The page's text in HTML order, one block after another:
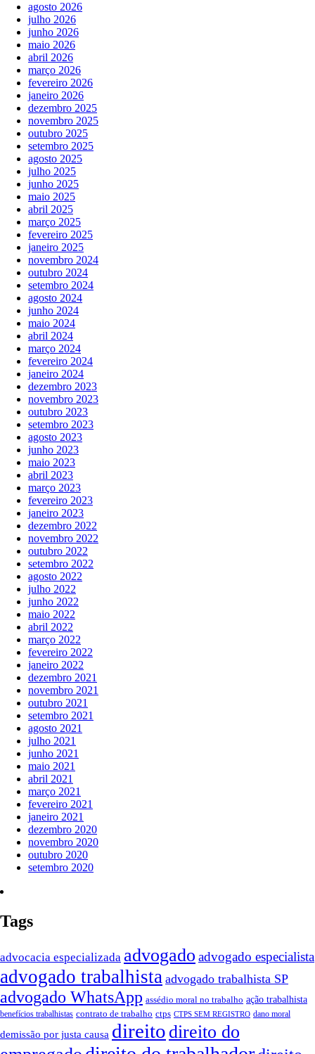
agosto 2026
julho 2026
junho 2026
maio 2026
abril 2026
março 2026
fevereiro 2026
janeiro 2026
dezembro 2025
novembro 2025
outubro 2025
setembro 2025
agosto 2025
julho 2025
junho 2025
maio 2025
abril 2025
março 2025
fevereiro 2025
janeiro 2025
novembro 2024
outubro 2024
setembro 2024
agosto 2024
junho 2024
maio 2024
abril 2024
março 2024
fevereiro 2024
janeiro 2024
dezembro 2023
novembro 2023
outubro 2023
setembro 2023
agosto 2023
junho 2023
maio 2023
abril 2023
março 2023
fevereiro 2023
janeiro 2023
dezembro 2022
novembro 2022
outubro 2022
setembro 2022
agosto 2022
julho 2022
junho 2022
maio 2022
abril 2022
março 2022
fevereiro 2022
janeiro 2022
dezembro 2021
novembro 2021
outubro 2021
setembro 2021
agosto 2021
julho 2021
junho 2021
maio 2021
abril 2021
março 2021
fevereiro 2021
janeiro 2021
dezembro 2020
novembro 2020
outubro 2020
setembro 2020
Tags
advocacia especializada advogado advogado especialista
advogado trabalhista advogado trabalhista SP
advogado WhatsApp assédio moral no trabalho ação trabalhista
benefícios trabalhistas contrato de trabalho ctps CTPS SEM REGISTRO dano moral
demissão por justa causa direito direito do